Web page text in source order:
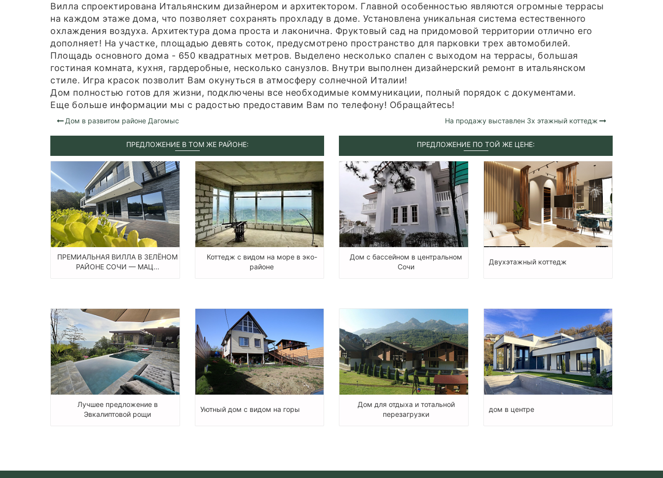
Вилла спроектирована Итальянским дизайнером и архитектором. Главной особенностью являются огромные террасы
на каждом этаже дома, что позволяет сохранять прохладу в доме. Установлена уникальная система естественного
охлаждения воздуха. Архитектура дома проста и лаконична. Фруктовый сад на придомовой территории отлично его
дополняет! На участке, площадью девять соток, предусмотрено пространство для парковки трех автомобилей.
Площадь основного дома - 650 квадратных метров. Выделено несколько спален с выходом на террасы, большая
гостиная комната, кухня, гардеробные, несколько санузлов. Внутри выполнен дизайнерский ремонт в итальянском
стиле. Игра красок позволит Вам окунуться в атмосферу солнечной Италии!
Дом полностью готов для жизни, подключены все необходимые коммуникации, полный порядок с документами.
Еще больше информации мы с радостью предоставим Вам по телефону! Обращайтесь!
Дом в развитом районе Дагомыс На продажу выставлен 3х этажный коттедж
ПРЕДЛОЖЕНИЕ В ТОМ ЖЕ РАЙОНЕ:
ПРЕМИАЛЬНАЯ ВИЛЛА В ЗЕЛЁНОМ
РАЙОНЕ СОЧИ — МАЦ...
Коттедж с видом на море в эко-
районе
Лучшее предложение в
Эвкалиптовой рощи
Уютный дом с видом на горы
ПРЕДЛОЖЕНИЕ ПО ТОЙ ЖЕ ЦЕНЕ:
Дом с бассейном в центральном
Сочи
Двухэтажный коттедж
Дом для отдыха и тотальной
перезагрузки
дом в центре